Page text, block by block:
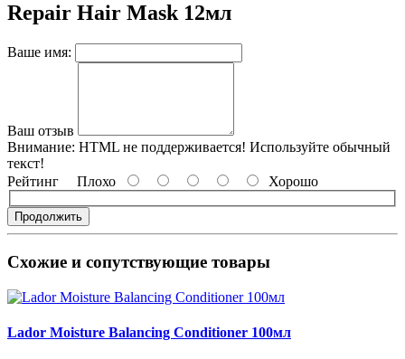
Repair Hair Mask 12мл
Ваше имя:
Ваш отзыв
Внимание: HTML не поддерживается! Используйте обычный
текст!
Рейтинг Плохо Хорошо
Продолжить
Схожие и сопутствующие товары
Lador Moisture Balancing Сonditioner 100мл